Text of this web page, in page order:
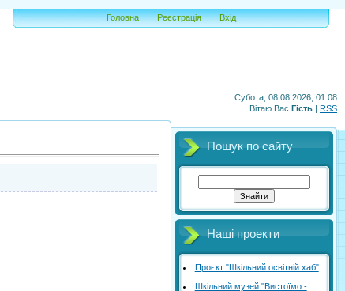
Субота, 08.08.2026, 01:08
Вітаю Вас Гість | RSS
Головна Реєстрація Вхід
Пошук по сайту
Наші проекти
Проєкт "Шкільний освітній хаб"
Шкільний музей "Вистоїмо -